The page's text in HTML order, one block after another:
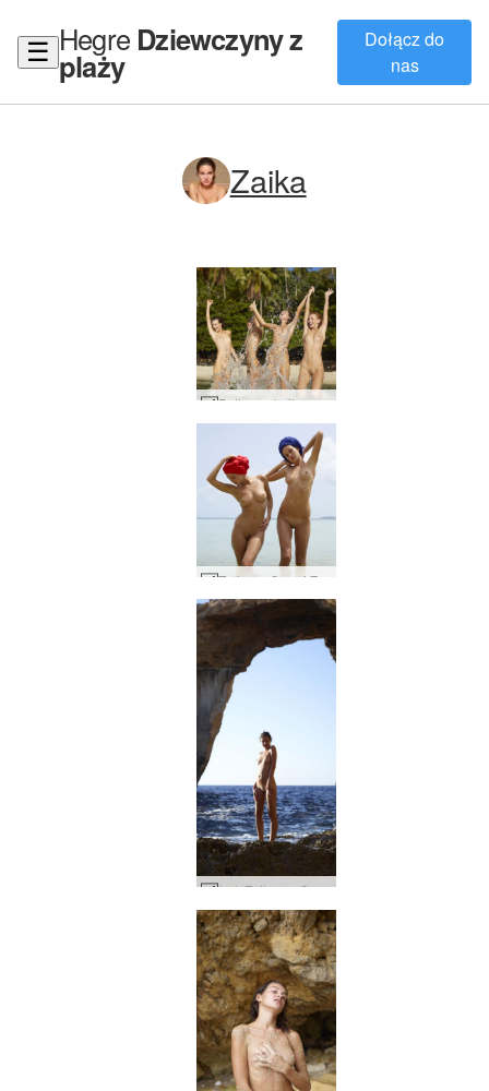
☰ Hegre Dziewczyny z
plaży
Dołącz do
nas
Zaika
Petter za kulisami Tajlandii przez Ally #31
Turbany Coxy i Zaika od Alya #6
Łuk Zaika na Gozo #30